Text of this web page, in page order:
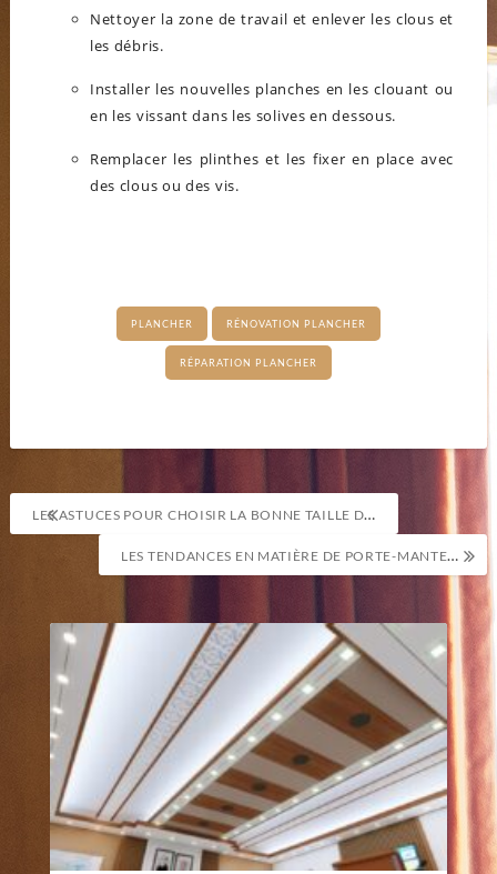
Nettoyer la zone de travail et enlever les clous et
les débris.
Installer les nouvelles planches en les clouant ou
en les vissant dans les solives en dessous.
Remplacer les plinthes et les fixer en place avec
des clous ou des vis.
PLANCHER RÉNOVATION PLANCHER
RÉPARATION PLANCHER
Navigation
de
l’article
LES ASTUCES POUR CHOISIR LA BONNE TAILLE DE TAPIS POUR VOTRE PIÈCE
LES TENDANCES EN MATIÈRE DE PORTE-MANTEAUX